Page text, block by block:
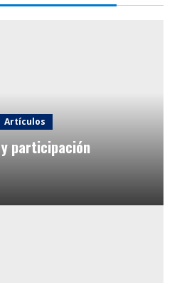
Artículos
y participación